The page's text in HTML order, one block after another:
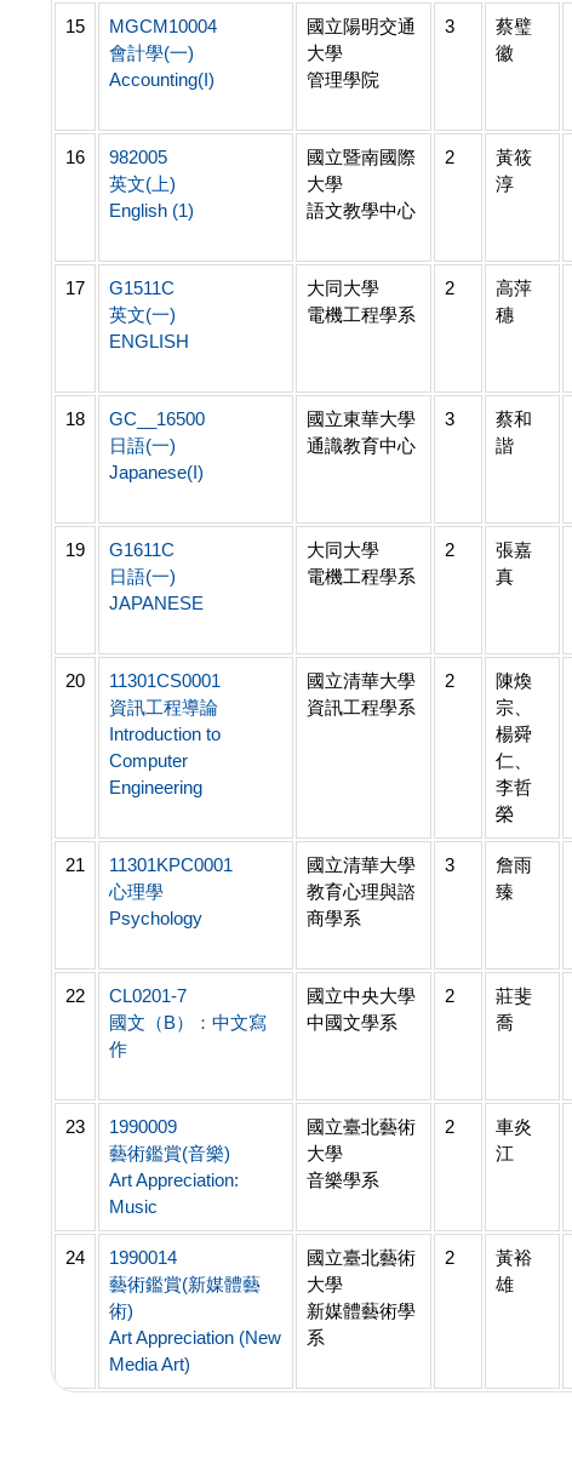
15
MGCM10004
會計學(一)
Accounting(I)
國立陽明交通
大學
管理學院
3
蔡璧
徽
16
982005
英文(上)
English (1)
國立暨南國際
大學
語文教學中心
2
黃筱
淳
17
G1511C
英文(一)
ENGLISH
大同大學
電機工程學系
2
高萍
穗
18
GC__16500
日語(一)
Japanese(I)
國立東華大學
通識教育中心
3
蔡和
諧
19
G1611C
日語(一)
JAPANESE
大同大學
電機工程學系
2
張嘉
真
20
11301CS0001
資訊工程導論
Introduction to
Computer
Engineering
國立清華大學
資訊工程學系
2
陳煥
宗、
楊舜
仁、
李哲
榮
21
11301KPC0001
心理學
Psychology
國立清華大學
教育心理與諮
商學系
3
詹雨
臻
22
CL0201-7
國文（B）：中文寫
作
國立中央大學
中國文學系
2
莊斐
喬
23
1990009
藝術鑑賞(音樂)
Art Appreciation:
Music
國立臺北藝術
大學
音樂學系
2
車炎
江
24
1990014
藝術鑑賞(新媒體藝
術)
Art Appreciation (New
Media Art)
國立臺北藝術
大學
新媒體藝術學
系
2
黃裕
雄